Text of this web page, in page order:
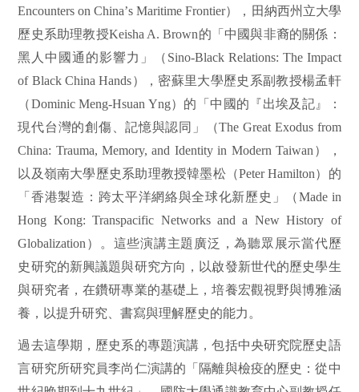
Encounters on China’s Maritime Frontier），田納西州立大學
歷史系助理教授Keisha A. Brown的「中國與非裔的關係：
黑人中國通的影響力」（ Sino-Black Relations: The Impact
of Black China Hands），密蘇里大學歷史系副教授楊孟軒
（Dominic Meng-Hsuan Yng）的「中國的『出埃及記』：
現代台灣的創傷、記憶與認同」（The Great Exodus from
China: Trauma, Memory, and Identity in Modern Taiwan ），
以及嶺南大學歷史系助理教授韓墨松（Peter Hamilton）的
「香港製造：跨太平洋網絡與全球化新歷史」（Made in
Hong Kong: Transpacific Networks and a New History of
Globalization ）。這些演講主題廣泛，為聽眾展示當代歷
史研究的新興議題與研究方向，以啟發新世代的歷史學生
與研究者，在鑽研專業的基礎上，培養宏觀視野與博雅涵
養，以提升研究、書寫與理解歷史的能力。
過去這學期，歷史系的專題演講，包括中央研究院歷史語
言研究所研究員李尚仁演講的「隔離與檢疫的歷史：從中